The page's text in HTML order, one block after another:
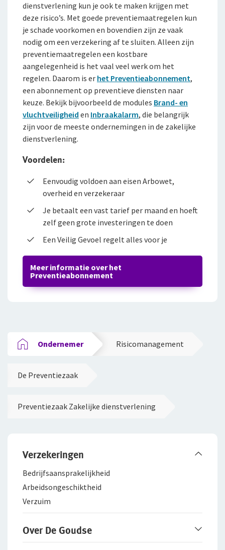
dienstverlening kun je ook te maken krijgen met
deze risico’s. Met goede preventiemaatregelen kun
je schade voorkomen en bovendien zijn ze vaak
nodig om een verzekering af te sluiten. Alleen zijn
preventiemaatregelen een kostbare
aangelegenheid is het vaal veel werk om het
regelen. Daarom is er het Preventieabonnement,
een abonnement op preventieve diensten naar
keuze. Bekijk bijvoorbeeld de modules Brand- en
vluchtveiligheid en Inbraakalarm, die belangrijk
zijn voor de meeste ondernemingen in de zakelijke
dienstverlening.
Voordelen:
Eenvoudig voldoen aan eisen Arbowet,
overheid en verzekeraar
Je betaalt een vast tarief per maand en hoeft
zelf geen grote investeringen te doen
Een Veilig Gevoel regelt alles voor je
Meer informatie over het
Preventieabonnement
Ondernemer Risicomanagement
De Preventiezaak
Preventiezaak Zakelijke dienstverlening
Verzekeringen
Bedrijfsaanspra­kelijkheid
Arbeidsongeschiktheid
Verzuim
Over De Goudse